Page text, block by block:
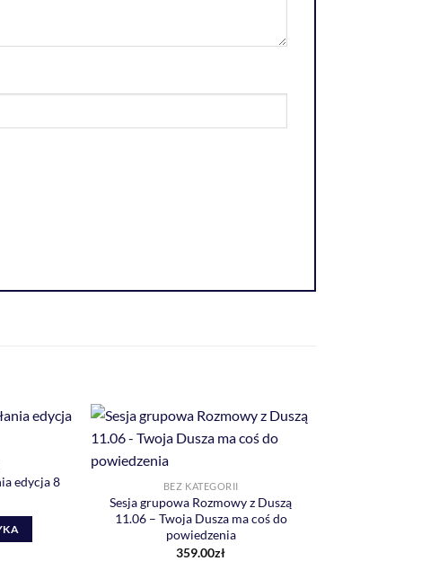
edycja 8
BEZ KATEGORII
Sesja grupowa Rozmowy z Duszą
11.06 – Twoja Dusza ma coś do
powiedzenia
359.00zł